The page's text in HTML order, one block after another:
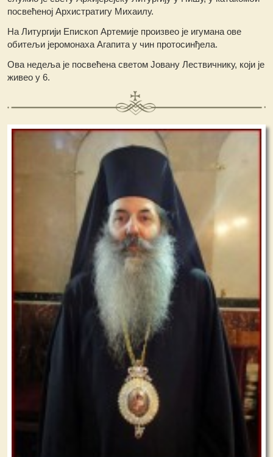
посвећеној Архистратигу Михаилу.
На Литургији Епископ Артемије произвео је игумана ове
обитељи јеромонаха Агапита у чин протосинђела.
Ова недеља је посвећена светом Јовану Лествичнику, који је
живео у 6.